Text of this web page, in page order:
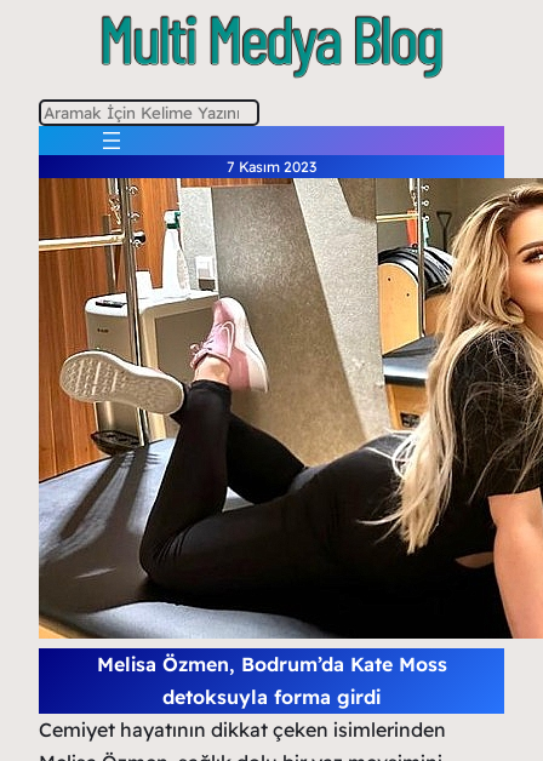
A
a
7 Kasım 2023
Melisa Özmen, Bodrum’da Kate Moss
detoksuyla forma girdi
Cemiyet hayatının dikkat çeken isimlerinden